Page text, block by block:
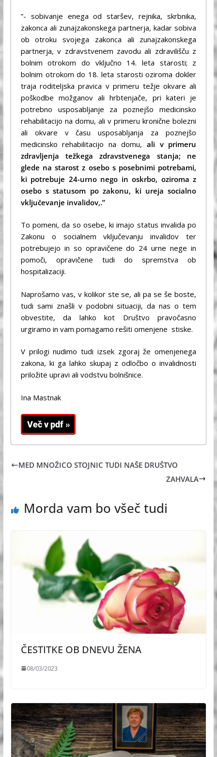
”- sobivanje enega od staršev, rejnika, skrbnika,
zakonca ali zunajzakonskega partnerja, kadar sobiva
ob otroku svojega zakonca ali zunajzakonskega
partnerja, v zdravstvenem zavodu ali zdravilišču z
bolnim otrokom do vključno 14. leta starosti; z
bolnim otrokom do 18. leta starosti oziroma dokler
traja roditeljska pravica v primeru težje okvare ali
poškodbe možganov ali hrbtenjače, pri kateri je
potrebno usposabljanje za poznejšo medicinsko
rehabilitacijo na domu, ali v primeru kronične bolezni
ali okvare v času usposabljanja za poznejšo
medicinsko rehabilitacijo na domu, ali v primeru
zdravljenja težkega zdravstvenega stanja; ne
glede na starost z osebo s posebnimi potrebami,
ki potrebuje 24-urno nego in oskrbo, oziroma z
osebo s statusom po zakonu, ki ureja socialno
vključevanje invalidov,.”
To pomeni, da so osebe, ki imajo status invalida po
Zakonu o socialnem vključevanju invalidov ter
potrebujejo in so opravičene do 24 urne nege in
pomoči, opravičene tudi do spremstva ob
hospitalizaciji.
Naprošamo vas, v kolikor ste se, ali pa se še boste,
tudi sami znašli v podobni situaciji, da nas o tem
obvestite, da lahko kot Društvo pravočasno
urgiramo in vam pomagamo rešiti omenjene stiske.
V prilogi nudimo tudi izsek zgoraj že omenjenega
zakona, ki ga lahko skupaj z odločbo o invalidnosti
priložite upravi ali vodstvu bolnišnice.
Ina Mastnak
MED MNOŽICO STOJNIC TUDI NAŠE DRUŠTVO
ZAHVALA
Morda vam bo všeč tudi
ČESTITKE OB DNEVU ŽENA
08/03/2023